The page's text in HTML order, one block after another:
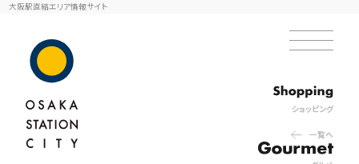
大阪駅直結エリア情報サイト
ショッピング
一覧へ